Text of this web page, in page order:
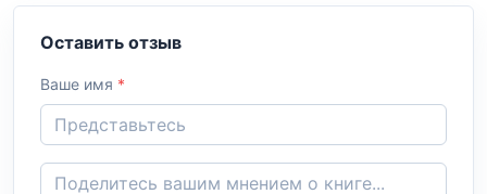
Оставить отзыв
Ваше имя *